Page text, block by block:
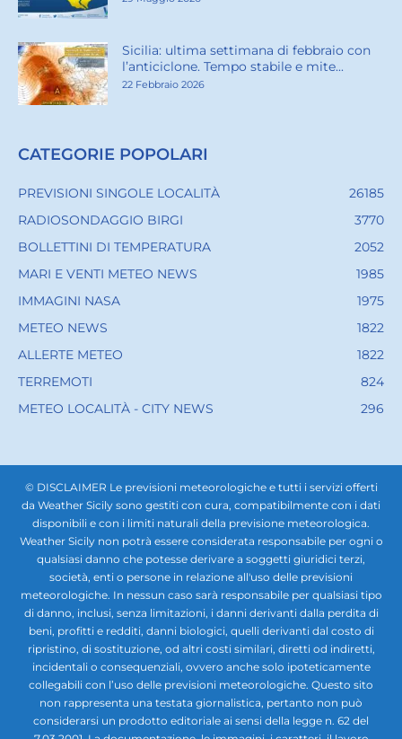
Sicilia: ultima settimana di febbraio con
l’anticiclone. Tempo stabile e mite...
22 Febbraio 2026
CATEGORIE POPOLARI
PREVISIONI SINGOLE LOCALITÀ
26185
RADIOSONDAGGIO BIRGI
3770
BOLLETTINI DI TEMPERATURA
2052
MARI E VENTI METEO NEWS
1985
IMMAGINI NASA
1975
METEO NEWS
1822
ALLERTE METEO
1822
TERREMOTI
824
METEO LOCALITÀ - CITY NEWS
296
© DISCLAIMER Le previsioni meteorologiche e tutti i servizi offerti
da Weather Sicily sono gestiti con cura, compatibilmente con i dati
disponibili e con i limiti naturali della previsione meteorologica.
Weather Sicily non potrà essere considerata responsabile per ogni o
qualsiasi danno che potesse derivare a soggetti giuridici terzi,
società, enti o persone in relazione all'uso delle previsioni
meteorologiche. In nessun caso sarà responsabile per qualsiasi tipo
di danno, inclusi, senza limitazioni, i danni derivanti dalla perdita di
beni, profitti e redditi, danni biologici, quelli derivanti dal costo di
ripristino, di sostituzione, od altri costi similari, diretti od indiretti,
incidentali o consequenziali, ovvero anche solo ipoteticamente
collegabili con l’uso delle previsioni meteorologiche. Questo sito
non rappresenta una testata giornalistica, pertanto non può
considerarsi un prodotto editoriale ai sensi della legge n. 62 del